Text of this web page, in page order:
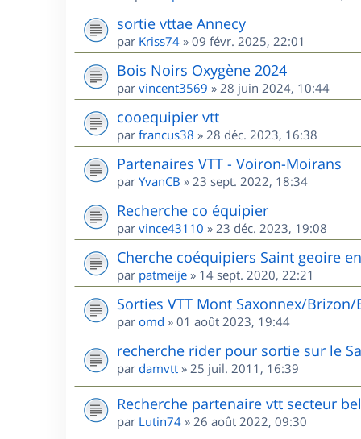
sortie vttae Annecy
par Kriss74 » 09 févr. 2025, 22:01
Bois Noirs Oxygène 2024
par vincent3569 » 28 juin 2024, 10:44
cooequipier vtt
par francus38 » 28 déc. 2023, 16:38
Partenaires VTT - Voiron-Moirans
par YvanCB » 23 sept. 2022, 18:34
Recherche co équipier
par vince43110 » 23 déc. 2023, 19:08
Cherche coéquipiers Saint geoire
par patmeije » 14 sept. 2020, 22:21
Sorties VTT Mont Saxonnex/
par omd » 01 août 2023, 19:44
recherche rider pour sortie sur le
par damvtt » 25 juil. 2011, 16:39
Recherche partenaire vtt secteur
par Lutin74 » 26 août 2022, 09:30